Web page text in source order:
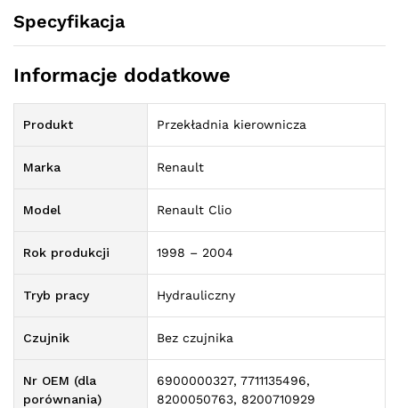
Specyfikacja
Informacje dodatkowe
Produkt Przekładnia kierownicza
Marka Renault
Model Renault Clio
Rok produkcji 1998 – 2004
Tryb pracy Hydrauliczny
Czujnik Bez czujnika
Nr OEM (dla
porównania)
6900000327, 7711135496,
8200050763, 8200710929